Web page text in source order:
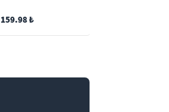
159.98 ₺